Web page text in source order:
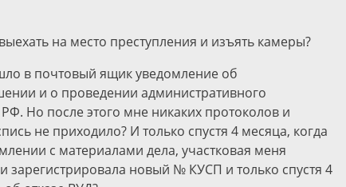
на место преступления и изъять камеры?
в почтовый ящик уведомление об
и о проведении административного
Но после этого мне никаких протоколов и
не приходило? И только спустя 4 месяца, когда
с материалами дела, участковая меня
зарегистрировала новый № КУСП и только спустя 4